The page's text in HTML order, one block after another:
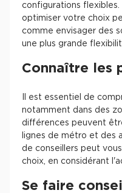
configurations
optimiser votre choix
comme envisager des
une plus grande
Connaître les
Il est essentiel de
notamment dans des
différences peuvent
lignes de métro et des
de conseillers peut
choix, en considérant
Se faire